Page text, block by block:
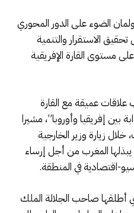
الضوء على الدور المحوري
الاستقرار والتنمية
مستوى القارة الإفريقية
عميقة مع القارة
بين إفريقيا وأوروبا”، مشيرا
زيارة وزير الخارجية
يبذلها المغرب من أجل إرساء
اقتصادية في المنطقة.
أطلقها صاحب الجلالة الملك